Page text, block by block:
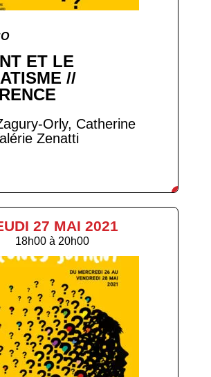
ET LE
//
Orly, Catherine
Zenatti
27 MAI 2021
18h00 à 20h00